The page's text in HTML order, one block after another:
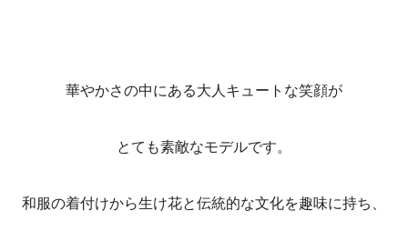
華やかさの中にある大人キュートな笑顔が
とても素敵なモデルです。
和服の着付けから生け花と伝統的な文化を趣味に持ち、